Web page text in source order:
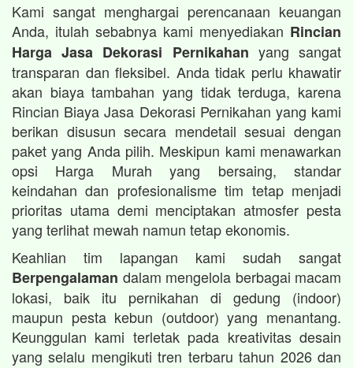
Kami sangat menghargai perencanaan keuangan
Anda, itulah sebabnya kami menyediakan Rincian
Harga Jasa Dekorasi Pernikahan yang sangat
transparan dan fleksibel. Anda tidak perlu khawatir
akan biaya tambahan yang tidak terduga, karena
Rincian Biaya Jasa Dekorasi Pernikahan yang kami
berikan disusun secara mendetail sesuai dengan
paket yang Anda pilih. Meskipun kami menawarkan
opsi Harga Murah yang bersaing, standar
keindahan dan profesionalisme tim tetap menjadi
prioritas utama demi menciptakan atmosfer pesta
yang terlihat mewah namun tetap ekonomis.
Keahlian tim lapangan kami sudah sangat
Berpengalaman dalam mengelola berbagai macam
lokasi, baik itu pernikahan di gedung (indoor)
maupun pesta kebun (outdoor) yang menantang.
Keunggulan kami terletak pada kreativitas desain
yang selalu mengikuti tren terbaru tahun 2026 dan